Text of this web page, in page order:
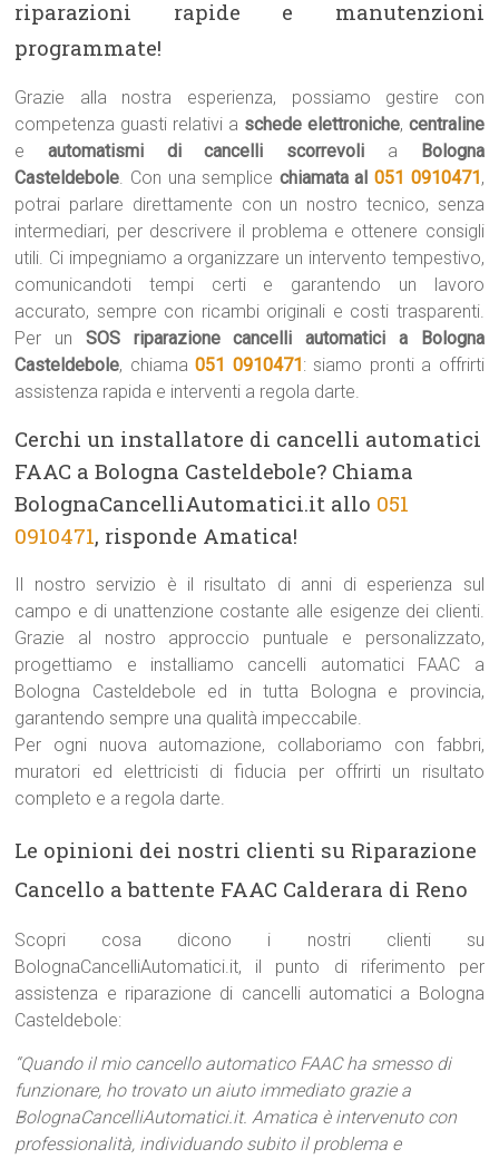
riparazioni rapide e manutenzioni
programmate!
Grazie alla nostra esperienza, possiamo gestire con
competenza guasti relativi a schede elettroniche, centraline
eautomatismi di cancelli scorrevoli a
Bologna
Casteldebole. Con una semplice chiamata al 051 0910471,
potrai parlare direttamente con un nostro tecnico, senza
intermediari, per descrivere il problema e ottenere consigli
utili. Ci impegniamo a organizzare un intervento tempestivo,
comunicandoti tempi certi e garantendo un lavoro
accurato, sempre con ricambi originali e costi trasparenti.
Per un SOS riparazione cancelli automatici a Bologna
Casteldebole, chiama051 0910471: siamo pronti a offrirti
assistenza rapida e interventi a regola darte.
Cerchi un installatore di cancelli automatici
FAAC a Bologna Casteldebole? Chiama
BolognaCancelliAutomatici.it allo 051
0910471, risponde Amatica!
Il nostro servizio è il risultato di anni di esperienza sul
campo e di unattenzione costante alle esigenze dei clienti.
Grazie al nostro approccio puntuale e personalizzato,
progettiamo e installiamo cancelli automatici FAAC a
Bologna Casteldebole ed in tutta Bologna e provincia,
garantendo sempre una qualità impeccabile.
Per ogni nuova automazione, collaboriamo con fabbri,
muratori ed elettricisti di fiducia per offrirti un risultato
completo e a regola darte.
Le opinioni dei nostri clienti su Riparazione
Cancello a battente FAAC Calderara di Reno
Scopri cosa dicono i nostri clienti su
BolognaCancelliAutomatici.it, il punto di riferimento per
assistenza e riparazione di cancelli automatici a Bologna
Casteldebole:
“Quando il mio cancello automatico FAAC ha smesso di
funzionare, ho trovato un aiuto immediato grazie a
BolognaCancelliAutomatici.it. Amatica è intervenuto con
professionalità, individuando subito il problema e